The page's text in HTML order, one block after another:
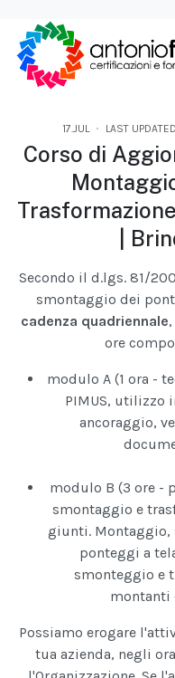
17.JUL LAST
Corso di
|
Secondo il d.lgs. 81/
smontaggio dei
cadenza quadriennale
ore
modulo A (1 ora -
PIMUS, utilizzo
ancoraggio,
modulo B (3 ore -
smontaggio e
giunti. Montaggio,
ponteggi a
smonteggio e
montanti
Possiamo erogare
tua azienda, negli